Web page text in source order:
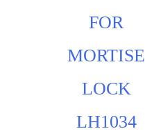
FOR
MORTISE
LOCK
LH1034